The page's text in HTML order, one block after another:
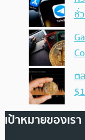
ชั่
ต
เป้าหมายของเรา